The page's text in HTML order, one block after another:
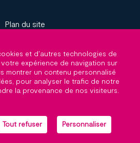
Plan du site
légales
Groupe
par helli•hello
et d'autres technologies de
expérience de navigation sur
montrer un contenu personnalisé
pour analyser le trafic de notre
la provenance de nos visiteurs.
Tout refuser Personnaliser